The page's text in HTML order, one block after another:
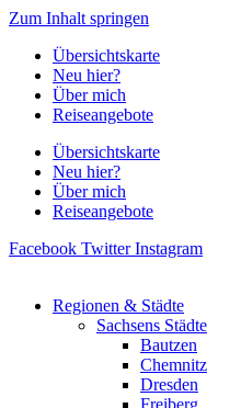
Zum Inhalt springen
Übersichtskarte
Neu hier?
Über mich
Reiseangebote
Übersichtskarte
Neu hier?
Über mich
Reiseangebote
Facebook Twitter Instagram
Regionen & Städte
Sachsens Städte
Bautzen
Chemnitz
Dresden
Freiberg